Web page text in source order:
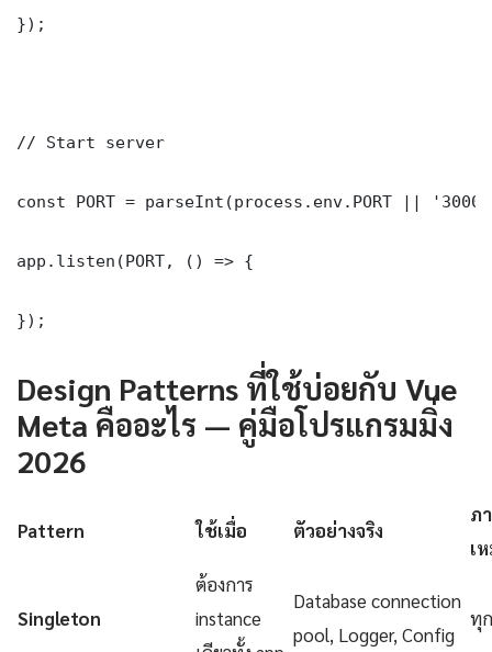
});
// Start server
const PORT = parseInt(process.env.PORT ||
app.listen(PORT, () => {
});
Design Patterns ที่ใช้บ่อยกับ Vue
Meta คืออะไร — คู่มือโปรแกรมมิ่ง
2026
Pattern ใช้เมื่อ ตัวอย่างจริง
ภ
เ
Singleton
ต้องการ
instance
Database connection
pool, Logger, Config
ทุ